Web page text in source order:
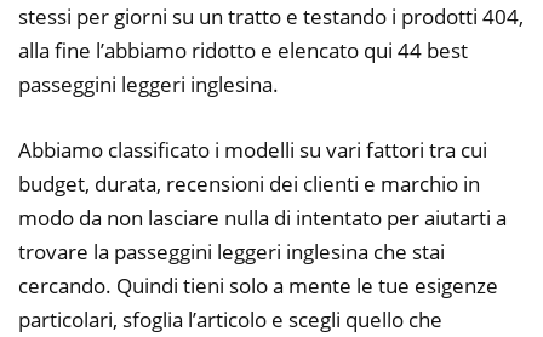
stessi per giorni su un tratto e testando i prodotti 404,
alla fine l’abbiamo ridotto e elencato qui 44 best
passeggini leggeri inglesina.
Abbiamo classificato i modelli su vari fattori tra cui
budget, durata, recensioni dei clienti e marchio in
modo da non lasciare nulla di intentato per aiutarti a
trovare la passeggini leggeri inglesina che stai
cercando. Quindi tieni solo a mente le tue esigenze
particolari, sfoglia l’articolo e scegli quello che